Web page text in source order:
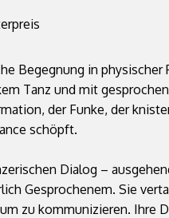
Begegnung in physischer
Tanz und mit
der Funke, der
schöpft.
Dialog –
Gesprochenem. Sie
zu kommunizieren. Ihre